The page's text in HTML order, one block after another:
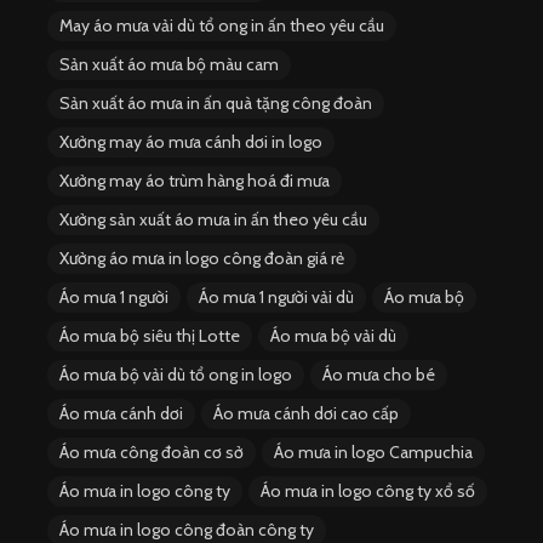
May áo mưa vải dù tổ ong in ấn theo yêu cầu
Sản xuất áo mưa bộ màu cam
Sản xuất áo mưa in ấn quà tặng công đoàn
Xưởng may áo mưa cánh dơi in logo
Xưởng may áo trùm hàng hoá đi mưa
Xưởng sản xuất áo mưa in ấn theo yêu cầu
Xưởng áo mưa in logo công đoàn giá rẻ
Áo mưa 1 người
Áo mưa 1 người vải dù
Áo mưa bộ
Áo mưa bộ siêu thị Lotte
Áo mưa bộ vải dù
Áo mưa bộ vải dù tổ ong in logo
Áo mưa cho bé
Áo mưa cánh dơi
Áo mưa cánh dơi cao cấp
Áo mưa công đoàn cơ sở
Áo mưa in logo Campuchia
Áo mưa in logo công ty
Áo mưa in logo công ty xổ số
Áo mưa in logo công đoàn công ty